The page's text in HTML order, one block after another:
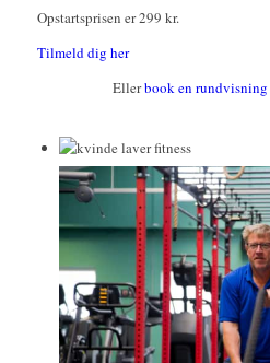
Opstartsprisen er 299 kr.
Tilmeld dig her
Ellerbook en rundvisning